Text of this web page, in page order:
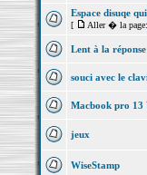
Espace disuqe
[ Aller � la page:
Lent à la réponse
souci avec le
Macbook pro 13
jeux
WiseStamp